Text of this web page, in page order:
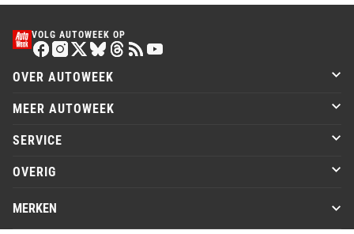
VOLG AUTOWEEK OP
OVER AUTOWEEK
MEER AUTOWEEK
SERVICE
OVERIG
MERKEN